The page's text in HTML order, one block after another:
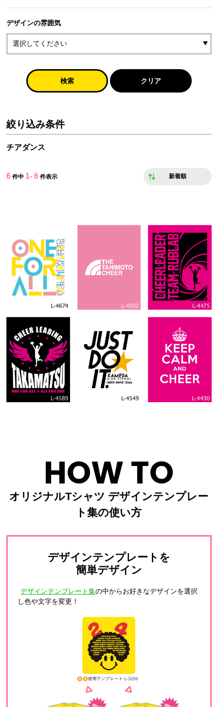
デザインの雰囲気
検索 クリア
絞り込み条件
チアダンス
6 件中 1- 6 件表示 新着順
HOW TO
オリジナルTシャツ デザインテンプレー
ト集の使い方
デザインテンプレートを
簡単デザイン
デザインテンプレート集の中からお好きなデザインを選択
し色や文字を変更！